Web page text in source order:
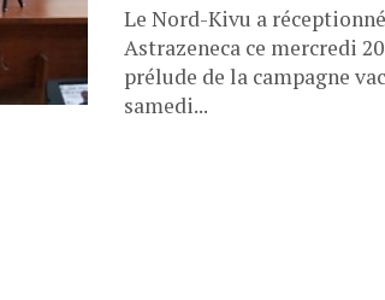
Le Nord-Kivu a
Astrazeneca ce mercredi
prélude de la campagne
samedi...